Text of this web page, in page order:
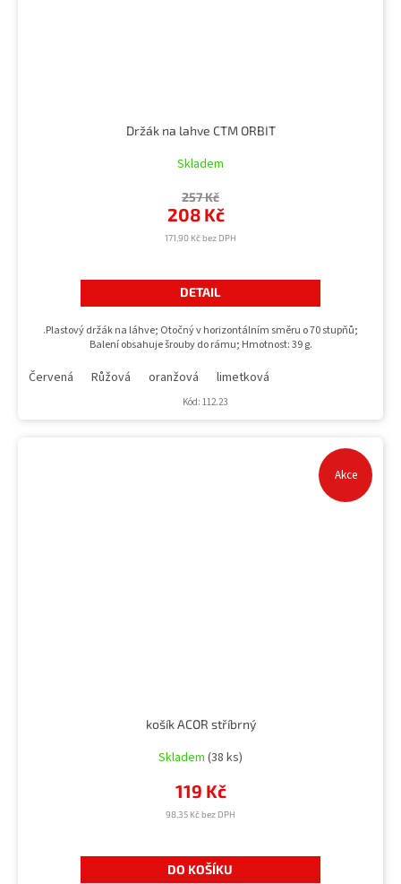
Držák na lahve CTM ORBIT
Skladem
171,90 Kč bez DPH
208 Kč
257 Kč
DETAIL
.Plastový držák na láhve; Otočný v horizontálním směru o 70 stupňů;
Balení obsahuje šrouby do rámu; Hmotnost: 39 g.
Červená Růžová oranžová limetková
Kód: 112.23
Akce
košík ACOR stříbrný
Skladem (38 ks)
98,35 Kč bez DPH
119 Kč
DO KOŠÍKU